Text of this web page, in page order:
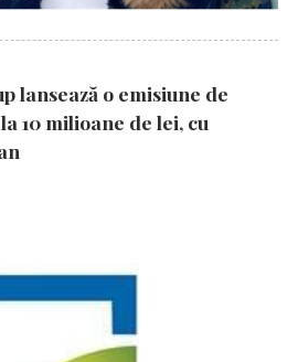
lansează o emisiune de
10 milioane de lei, cu